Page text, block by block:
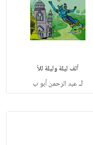
ألف ليلة وليلة للأ
لـعبد الرحمن أبو ب